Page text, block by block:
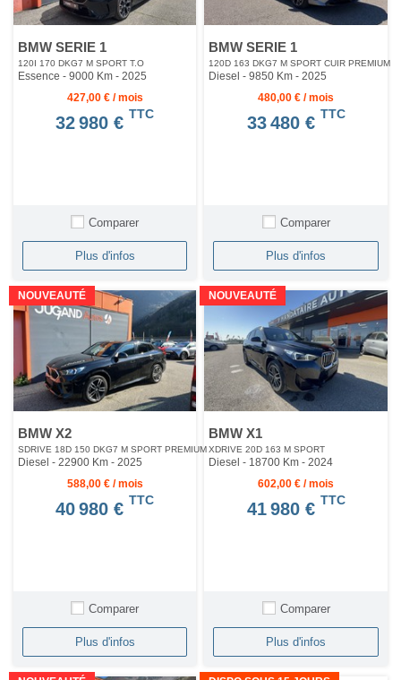
BMW SERIE 1
120I 170 DKG7 M SPORT T.O
Essence - 9000 Km - 2025
427,00 € / mois
32 980 € TTC
Comparer
Plus d'infos
BMW SERIE 1
120D 163 DKG7 M SPORT CUIR PREMIUM
Diesel - 9850 Km- 2025
480,00 € / mois
33 480 € TTC
Comparer
Plus d'infos
NOUVEAUTÉ
BMW X2
SDRIVE 18D 150 DKG7 M SPORT PREMIUM
Diesel - 22900 Km - 2025
588,00 € / mois
40 980 € TTC
Comparer
Plus d'infos
NOUVEAUTÉ
BMW X1
XDRIVE 20D 163 M SPORT
Diesel - 18700 Km- 2024
602,00 € / mois
41 980 € TTC
Comparer
Plus d'infos